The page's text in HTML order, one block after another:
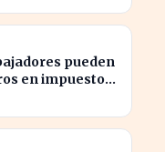
pueden
en impuestos,